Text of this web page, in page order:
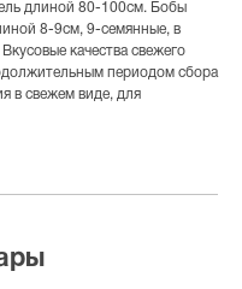
длиной 80-100см. Бобы
8-9см, 9-семянные, в
качества свежего
периодом сбора
в свежем виде, для